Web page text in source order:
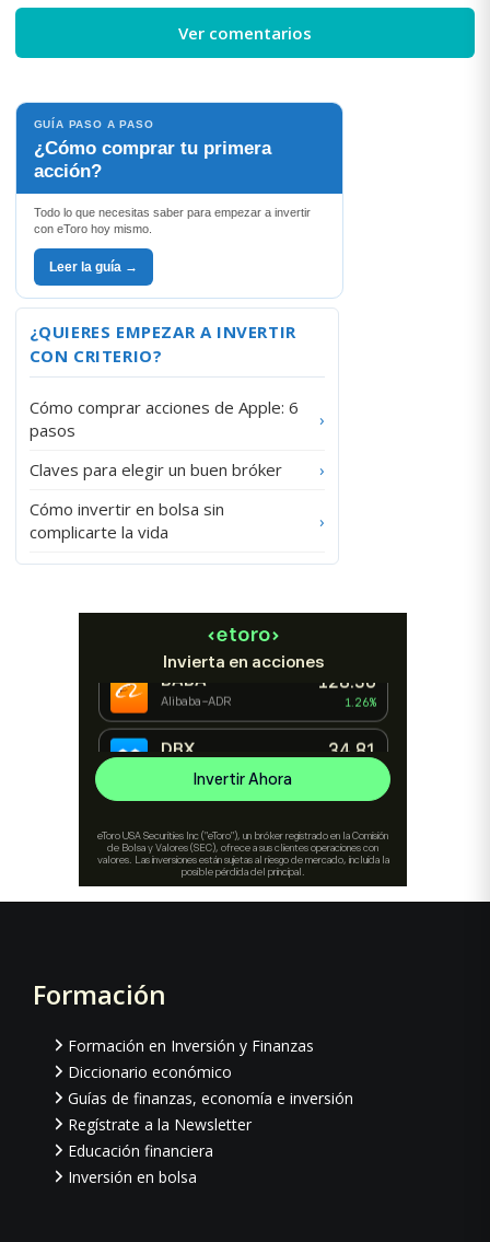
Ver comentarios
GUÍA PASO A PASO
¿Cómo comprar tu primera
acción?
Todo lo que necesitas saber para empezar a invertir
con eToro hoy mismo.
Leer la guía →
¿QUIERES EMPEZAR A INVERTIR
CON CRITERIO?
Cómo comprar acciones de Apple: 6
pasos
›
Claves para elegir un buen bróker
›
Cómo invertir en bolsa sin
complicarte la vida
›
Footer
Formación
Formación en Inversión y Finanzas
Diccionario económico
Guías de finanzas, economía e inversión
Regístrate a la Newsletter
Educación financiera
Inversión en bolsa